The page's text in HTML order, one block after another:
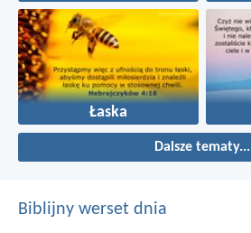
Łaska
Dalsze tematy...
Biblijny werset dnia